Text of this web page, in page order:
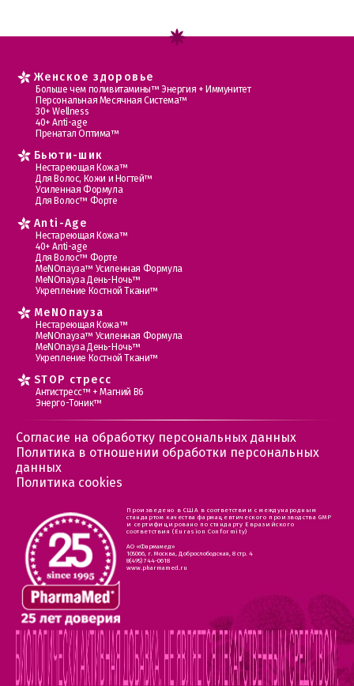
Женское здоровье
Больше чем поливитамины™ Энергия + Иммунитет
Персональная Месячная Система™
30+ Wellness
40+ Anti-age
Пренатал Оптима™
Бьюти-шик
Нестареющая Кожа™
Для Волос, Кожи и Ногтей™
Усиленная Формула
Для Волос™ Форте
Anti-Age
Нестареющая Кожа™
40+ Anti-age
Для Волос™ Форте
МеNOпауза™ Усиленная Формула
МеNOпауза День-Ночь™
Укрепление Костной Ткани™
MеNOпауза
Нестареющая Кожа™
МеNOпауза™ Усиленная Формула
МеNOпауза День-Ночь™
Укрепление Костной Ткани™
STOP стресс
Антистресс™ + Магний В6
Энерго-Тоник™
Согласие на обработку персональных данных
Политика в отношении обработки персональных
данных
Политика cookies
Произведено в США в соответствии с международным
стандартом качества фармацевтического производства GMP
и сертифицировано по стандарту Евразийского
соответствия (Eurasion Conformity)
АО «Фармамед»
105066, г. Москва, Доброслободская, 8 стр. 4
8(495) 744-0618
www.pharmamed.ru